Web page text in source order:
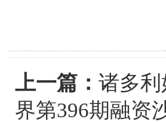
上一篇： 诸多
界第396期融资